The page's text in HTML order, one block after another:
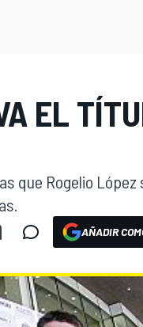
EL
que Rogelio López
AÑADIR